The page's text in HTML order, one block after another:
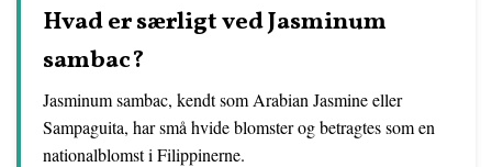
Hvad er særligt ved Jasminum
sambac?
Jasminum sambac, kendt som Arabian Jasmine eller
Sampaguita, har små hvide blomster og betragtes som en
nationalblomst i Filippinerne.